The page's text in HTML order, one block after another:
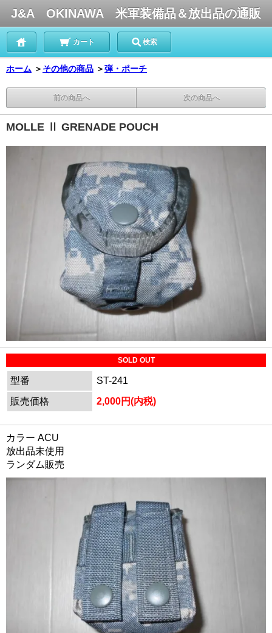
J&A OKINAWA 米軍装備品＆放出品の通販
カート 検索
ホーム ＞ その他の商品 ＞弾・ポーチ
前の商品へ 次の商品へ
MOLLE Ⅱ GRENADE POUCH
SOLD OUT
型番
ST-241
販売価格
2,000円(内税)
カラー ACU
放出品未使用
ランダム販売